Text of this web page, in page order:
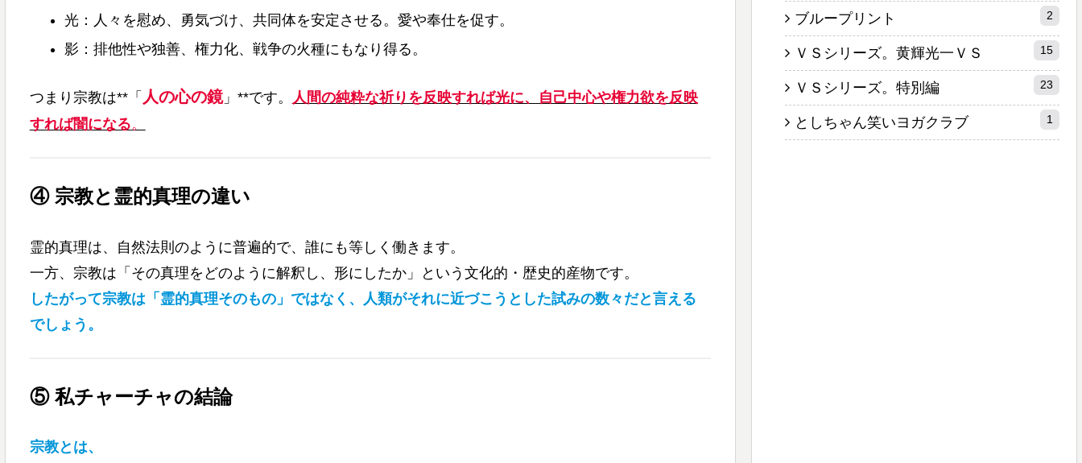
光：人々を慰め、勇気づけ、共同体を安定させる。愛や奉仕を促す。
影：排他性や独善、権力化、戦争の火種にもなり得る。
つまり宗教は**「 人の心の鏡」**です。
人間の純粋な祈りを反映すれば光に、自己中心や権力欲を反映
すれば闇になる。
④ 宗教と霊的真理の違い
霊的真理は、自然法則のように普遍的で、誰にも等しく働きます。
一方、宗教は「その真理をどのように解釈し、形にしたか」という文化的・歴史的産物です。
したがって宗教は「霊的真理そのもの」ではなく、
人類がそれに近づこうとした試みの数々だと言える
でしょう。
⑤ 私チャーチャの結論
宗教とは、
ブループリント 2
ＶＳシリーズ。黄輝光一ＶＳ 15
ＶＳシリーズ。特別編 23
としちゃん笑いヨガクラブ 1